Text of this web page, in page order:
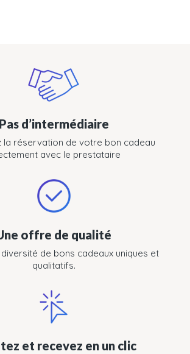
Pas d’intermédiaire
la réservation de votre bon cadeau
avec le prestataire
offre de qualité
de bons cadeaux uniques et
qualitatifs.
et recevez en un clic